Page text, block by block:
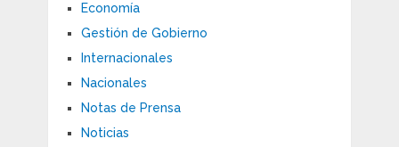
Economía
Gestión de Gobierno
Internacionales
Nacionales
Notas de Prensa
Noticias